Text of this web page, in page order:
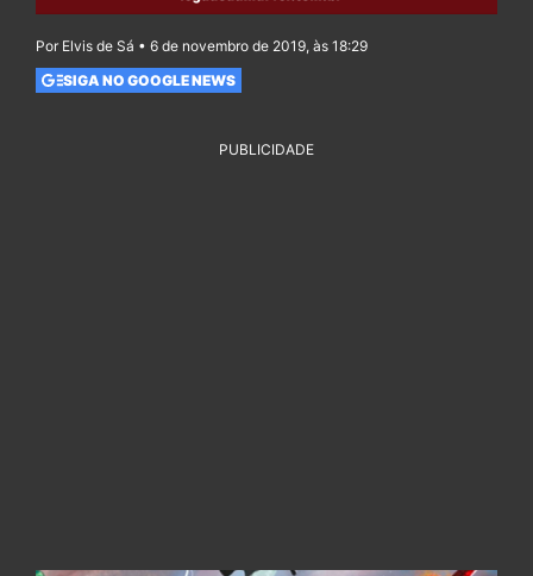
Por Elvis de Sá • 6 de novembro de 2019, às 18:29
SIGA NO GOOGLE NEWS
PUBLICIDADE